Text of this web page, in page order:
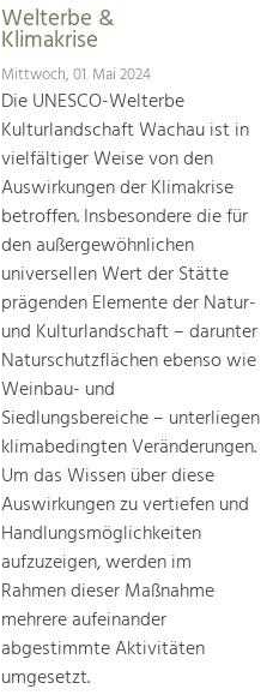
Welterbe &
Klimakrise
Mittwoch, 01. Mai 2024
Die UNESCO-Welterbe
Kulturlandschaft Wachau ist in
vielfältiger Weise von den
Auswirkungen der Klimakrise
betroffen. Insbesondere die für
den außergewöhnlichen
universellen Wert der Stätte
prägenden Elemente der Natur-
und Kulturlandschaft – darunter
Naturschutzflächen ebenso wie
Weinbau- und
Siedlungsbereiche – unterliegen
klimabedingten Veränderungen.
Um das Wissen über diese
Auswirkungen zu vertiefen und
Handlungsmöglichkeiten
aufzuzeigen, werden im
Rahmen dieser Maßnahme
mehrere aufeinander
abgestimmte Aktivitäten
umgesetzt.